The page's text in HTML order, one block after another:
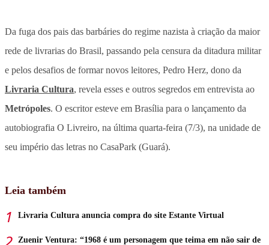
Da fuga dos pais das barbáries do regime nazista à criação da maior
rede de livrarias do Brasil, passando pela censura da ditadura militar
e pelos desafios de formar novos leitores, Pedro Herz, dono da
Livraria Cultura, revela esses e outros segredos em entrevista ao
Metrópoles. O escritor esteve em Brasília para o lançamento da
autobiografia O Livreiro, na última quarta-feira (7/3), na unidade de
seu império das letras no CasaPark (Guará).
Leia também
Livraria Cultura anuncia compra do site Estante Virtual
Zuenir Ventura: “1968 é um personagem que teima em não sair de